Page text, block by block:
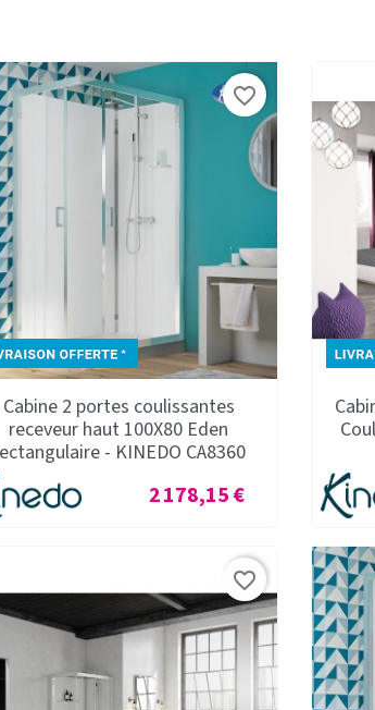
Cabine 2 portes coulissantes
receveur haut 100X80 Eden
- KINEDO CA8360
Prix
2 178,15 €
favorite_border
favorite_border